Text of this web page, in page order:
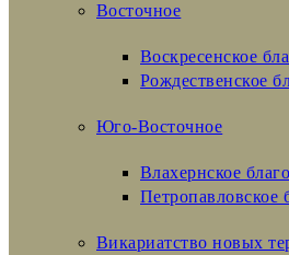
Восточное
Воскресенское
Рождественское
Юго-Восточное
Влахернское
Петропавловское
Викариатство новых